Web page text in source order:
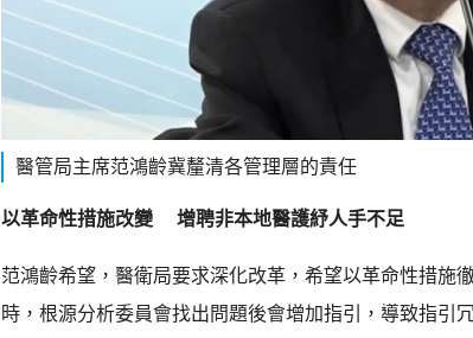
醫管局主席范鴻齡冀釐清各管理層的責任
以革命性措施改變 增聘非本地醫護紓人手不足
范鴻齡希望，醫衛局要求深化改革，希望以革命性措施
時，根源分析委員會找出問題後會增加指引，導致指引